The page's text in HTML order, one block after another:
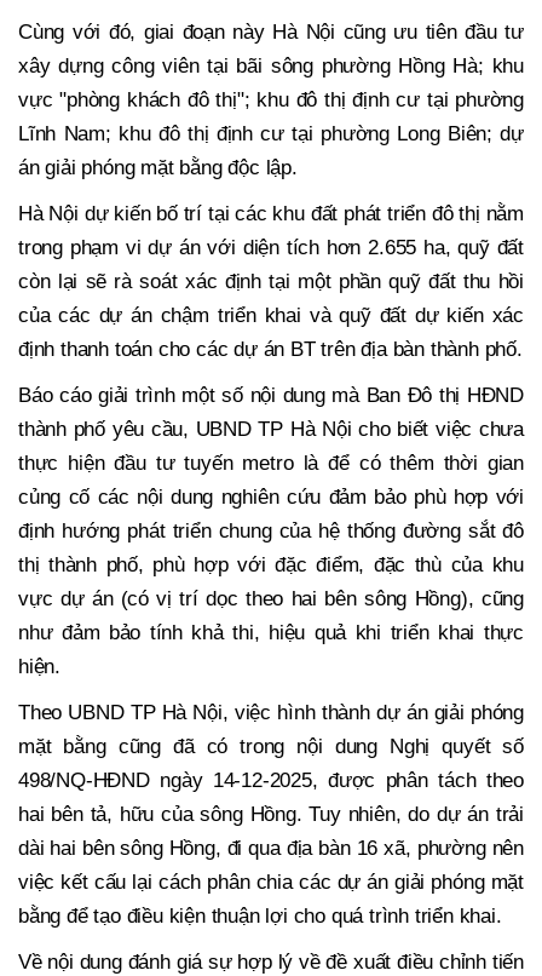
Cùng với đó, giai đoạn này Hà Nội cũng ưu tiên đầu tư
xây dựng công viên tại bãi sông phường Hồng Hà; khu
vực "phòng khách đô thị"; khu đô thị định cư tại phường
Lĩnh Nam; khu đô thị định cư tại phường Long Biên; dự
án giải phóng mặt bằng độc lập.
Hà Nội dự kiến bố trí tại các khu đất phát triển đô thị nằm
trong phạm vi dự án với diện tích hơn 2.655 ha, quỹ đất
còn lại sẽ rà soát xác định tại một phần quỹ đất thu hồi
của các dự án chậm triển khai và quỹ đất dự kiến xác
định thanh toán cho các dự án BT trên địa bàn thành phố.
Báo cáo giải trình một số nội dung mà Ban Đô thị HĐND
thành phố yêu cầu, UBND TP Hà Nội cho biết việc chưa
thực hiện đầu tư tuyến metro là để có thêm thời gian
củng cố các nội dung nghiên cứu đảm bảo phù hợp với
định hướng phát triển chung của hệ thống đường sắt đô
thị thành phố, phù hợp với đặc điểm, đặc thù của khu
vực dự án (có vị trí dọc theo hai bên sông Hồng), cũng
như đảm bảo tính khả thi, hiệu quả khi triển khai thực
hiện.
Theo UBND TP Hà Nội, việc hình thành dự án giải phóng
mặt bằng cũng đã có trong nội dung Nghị quyết số
498/NQ-HĐND ngày 14-12-2025, được phân tách theo
hai bên tả, hữu của sông Hồng. Tuy nhiên, do dự án trải
dài hai bên sông Hồng, đi qua địa bàn 16 xã, phường nên
việc kết cấu lại cách phân chia các dự án giải phóng mặt
bằng để tạo điều kiện thuận lợi cho quá trình triển khai.
Về nội dung đánh giá sự hợp lý về đề xuất điều chỉnh tiến